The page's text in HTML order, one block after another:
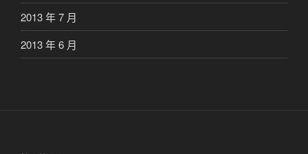
2013 年 7 月
2013 年 6 月